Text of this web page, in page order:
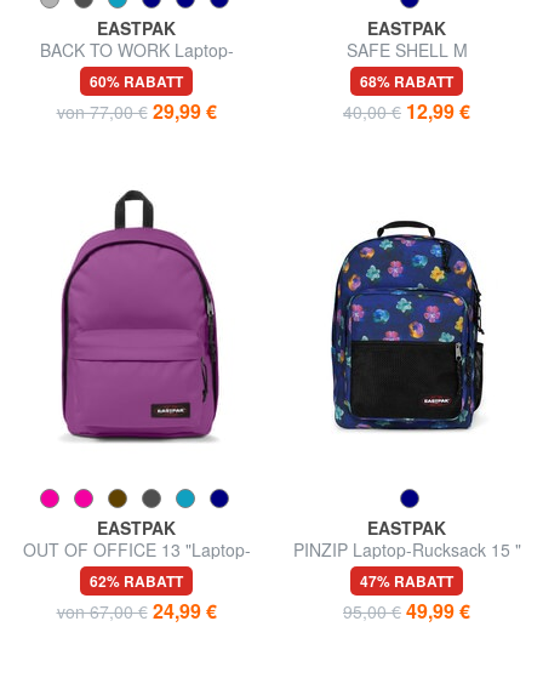
EASTPAK
BACK TO WORK Laptop-
Rucksack 15 "
60% RABATT
von 77,00 € 29,99 €
EASTPAK
SAFE SHELL M
Federmäppchen
68% RABATT
40,00 € 12,99 €
EASTPAK
OUT OF OFFICE 13 "Laptop-
Rucksack
62% RABATT
von 67,00 € 24,99 €
EASTPAK
PINZIP Laptop-Rucksack 15 "
47% RABATT
95,00 € 49,99 €